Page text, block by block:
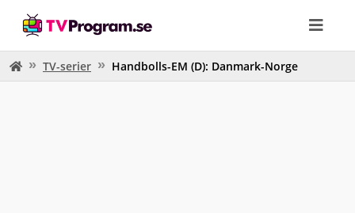
TV-serier Handbolls-EM (D): Danmark-Norge